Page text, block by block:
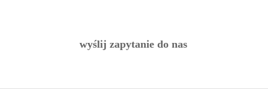
wyślij zapytanie do nas